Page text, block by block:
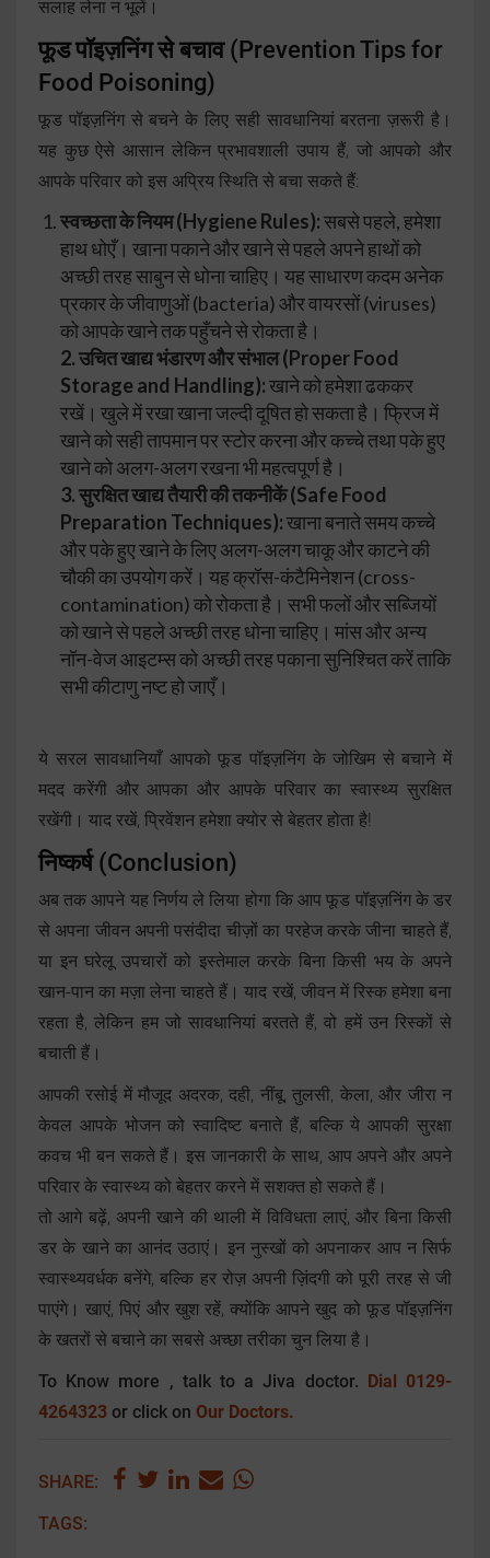
सलाह लेना न भूलें।
फूड पॉइज़निंग से बचाव(Prevention Tips for
Food Poisoning)
फूड पॉइज़निंग से बचने के लिए सही सावधानियां बरतना ज़रूरी है।
यह कुछ ऐसे आसान लेकिन प्रभावशाली उपाय हैं, जो आपको और
आपके परिवार को इस अप्रिय स्थिति से बचा सकते हैं:
स्वच्छता के नियम (Hygiene Rules):सबसे पहले, हमेशा
हाथ धोएँ। खाना पकाने और खाने से पहले अपने हाथों को
अच्छी तरह साबुन से धोना चाहिए। यह साधारण कदम अनेक
प्रकार के जीवाणुओं (bacteria) और वायरसों (viruses)
को आपके खाने तक पहुँचने से रोकता है।
2. उचित खाद्य भंडारण और संभाल (Proper Food
Storage and Handling):खाने को हमेशा ढककर
रखें। खुले में रखा खाना जल्दी दूषित हो सकता है। फ्रिज में
खाने को सही तापमान पर स्टोर करना और कच्चे तथा पके हुए
खाने को अलग-अलग रखना भी महत्वपूर्ण है।
3. सुरक्षित खाद्य तैयारी की तकनीकें (Safe Food
Preparation Techniques):खाना बनाते समय कच्चे
और पके हुए खाने के लिए अलग-अलग चाकू और काटने की
चौकी का उपयोग करें। यह क्रॉस-कंटैमिनेशन (cross-
contamination) को रोकता है। सभी फलों और सब्जियों
को खाने से पहले अच्छी तरह धोना चाहिए। मांस और अन्य
नॉन-वेज आइटम्स को अच्छी तरह पकाना सुनिश्चित करें ताकि
सभी कीटाणु नष्ट हो जाएँ।
ये सरल सावधानियाँ आपको फूड पॉइज़निंग के जोखिम से बचाने में
मदद करेंगी और आपका और आपके परिवार का स्वास्थ्य सुरक्षित
रखेंगी। याद रखें, प्रिवेंशन हमेशा क्योर से बेहतर होता है!
निष्कर्ष(Conclusion)
अब तक आपने यह निर्णय ले लिया होगा कि आप फूड पॉइज़निंग के डर
से अपना जीवन अपनी पसंदीदा चीज़ों का परहेज करके जीना चाहते हैं,
या इन घरेलू उपचारों को इस्तेमाल करके बिना किसी भय के अपने
खान-पान का मज़ा लेना चाहते हैं। याद रखें, जीवन में रिस्क हमेशा बना
रहता है, लेकिन हम जो सावधानियां बरतते हैं, वो हमें उन रिस्कों से
बचाती हैं।
आपकी रसोई में मौजूद अदरक, दही, नींबू, तुलसी, केला, और जीरा न
केवल आपके भोजन को स्वादिष्ट बनाते हैं, बल्कि ये आपकी सुरक्षा
कवच भी बन सकते हैं। इस जानकारी के साथ, आप अपने और अपने
परिवार के स्वास्थ्य को बेहतर करने में सशक्त हो सकते हैं।
तो आगे बढ़ें, अपनी खाने की थाली में विविधता लाएं, और बिना किसी
डर के खाने का आनंद उठाएं। इन नुस्खों को अपनाकर आप न सिर्फ
स्वास्थ्यवर्धक बनेंगे, बल्कि हर रोज़ अपनी ज़िंदगी को पूरी तरह से जी
पाएंगे। खाएं, पिएं और खुश रहें, क्योंकि आपने खुद को फूड पॉइज़निंग
के खतरों से बचाने का सबसे अच्छा तरीका चुन लिया है।
To Know more , talk to a Jiva doctor. Dial 0129-
4264323 or click on Our Doctors.
SHARE:
TAGS: